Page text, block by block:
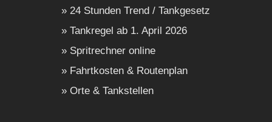
24 Stunden Trend / Tankgesetz
Tankregel ab 1. April 2026
Spritrechner online
Fahrtkosten & Routenplan
Orte & Tankstellen